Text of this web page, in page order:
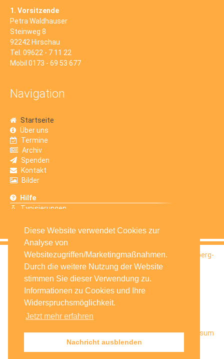
Diese Website verwendet Cookies zur
Analyse von
Websitezugriffen/Marketingmaßnahmen.
Durch die weitere Nutzung der Website
stimmen Sie dieser Verwendung zu.
Informationen zu Cookies und Ihre
Widerspruchsmöglichkeit.
Jetzt mehr erfahren
Nachricht ausblenden
1. Vorsitzende
Petra Waldhauser
Steinweg 8
92242 Hirschau
Tel. 09622 - 7 11 22
Mobil 0173 - 69 53 677
Navigation
Startseite
Über uns
Termine
Archiv
Spenden
Kontakt
Bilder
Hilfe
Typisierungen
© 2016Selbsthilfegruppe Krebskranker Kinder Amberg-
Sulzbach e.V.
Impressum
Datenschutz
Facebook
Startseite